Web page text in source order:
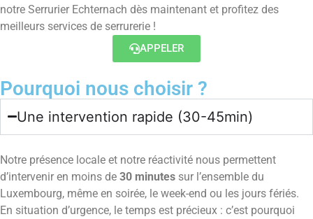
notre Serrurier Echternach dès maintenant et profitez des
meilleurs services de serrurerie !
APPELER
Pourquoi nous choisir ?
Une intervention rapide (30-45min)
Notre présence locale et notre réactivité nous permettent
d’intervenir en moins de 30 minutes sur l’ensemble du
Luxembourg, même en soirée, le week-end ou les jours fériés.
En situation d’urgence, le temps est précieux : c’est pourquoi